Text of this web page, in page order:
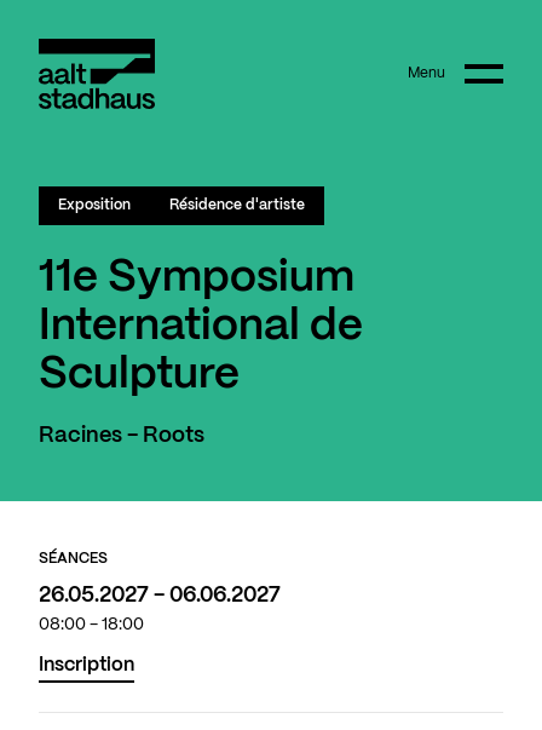
Main content Menu
Exposition Résidence d'artiste
11e Symposium
International de
Sculpture
Racines - Roots
SÉANCES
26.05.2027 - 06.06.2027
08:00 - 18:00
Inscription